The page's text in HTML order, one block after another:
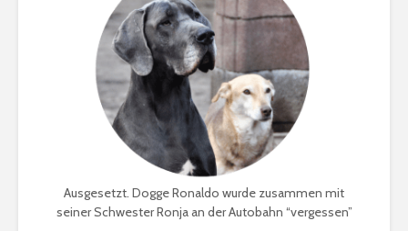
Ausgesetzt. Dogge Ronaldo wurde zusammen mit
seiner Schwester Ronja an der Autobahn “vergessen”